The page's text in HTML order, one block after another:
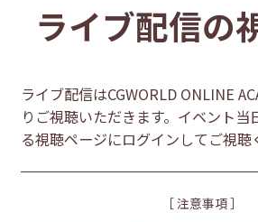
ライブ配信の
ライブ配信はCGWORLD ONLINE
りご視聴いただきます。イベント当
る視聴ページにログインしてご視聴
［ 注意事項 ］